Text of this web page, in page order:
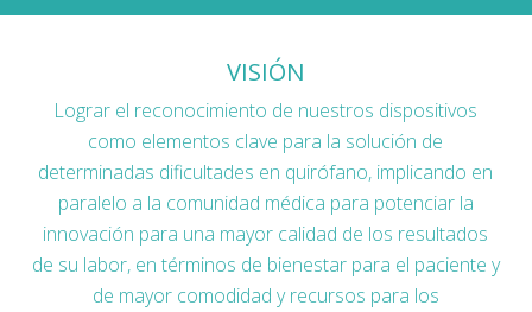
VISIÓN
Lograr el reconocimiento de nuestros dispositivos
como elementos clave para la solución de
determinadas dificultades en quirófano, implicando en
paralelo a la comunidad médica para potenciar la
innovación para una mayor calidad de los resultados
de su labor, en términos de bienestar para el paciente y
de mayor comodidad y recursos para los